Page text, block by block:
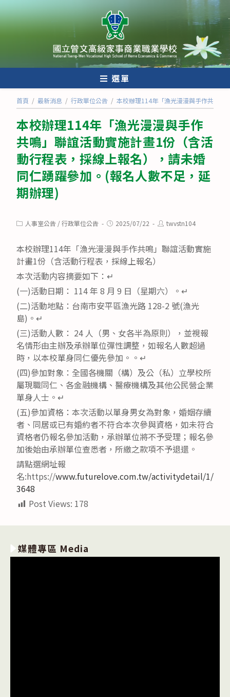
跳
轉
至
內
選單
首頁 / 最新消息 / 行政單位公告 / 本校辦理114年「漁光漫漫與手作共鳴」
本校辦理114年「漁光漫漫與手作
共鳴」聯誼活動實施計畫1份（含活
動行程表，採線上報名），請未婚
同仁踴躍參加。(報名人數不足，延
期辦理)
Post人事室公告 /行政單位公告
Post2025/07/22
Posttwvstn104
本校辦理114年「漁光漫漫與手作共鳴」聯誼活動實施
計畫1份（含活動行程表，採線上報名）
本次活動内容摘要如下：↵
(一)活動日期： 114 年 8 月 9 日（星期六）。↵
(二)活動地點：台南市安平區漁光路 128-2 號(漁光
島)。↵
(三)活動人數： 24 人（男、女各半為原則），並視報
名情形由主辦及承辦單位彈性調整，如報名人數超過
時，以本校單身同仁優先參加。。↵
(四)參加對象：全國各機關（構）及公（私）立學校所
屬現職同仁、各金融機構、醫療機構及其他公民營企業
單身人士。↵
(五)參加資格：本次活動以單身男女為對象，婚姻存續
者、同居或已有婚約者不符合本次參與資格，如未符合
資格者仍報名參加活動，承辦單位將不予受理；報名參
加後始由承辦單位查悉者，所繳之款項不予退還。
請點選網址報
名:https://www.futurelove.com.tw/activitydetail/1/
3648
Post Views: 178
媒體專區 Media